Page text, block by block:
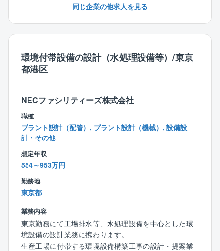
空調負荷計算、空気線図等を用いて機器選定を行う
顧客が必要とする生産ライン稼働に必要なユーティ
リティ設備の設計を行う
コンプレッサー、冷熱源、ボイラー、排煙、冷却
水、局排、等諸々
・その他
居室構築に伴う内装関係、コンセント、照明の仕様
決定を行う
○見積：詳細設計をベースに見積（見積ソフト）を行
う、併せて原価検証も実施
○契約図書：見積書（見積ソフト）・設計図書の作成
（CAD製図）
○施工時：各種問い合わせ対応、設計変更対応、検査対
応等
上記のように業務の流れは一般的ですが、対応範囲は
広くなります。
（不足知識は実務を通じて得ることが可能）
・ダクト選定、配管選定
・熱源機器選定
・設計図作成スキル（CAD使用可能）
ティリティ設備設計技術
・建築内装に関する知見、技術
同じ企業の他求人を見る
環境付帯設備の設計（水処理設備等）/東京
都港区
NECファシリティーズ株式会社
職種
プラント設計（配管）, プラント設計（機械）, 設備設
計・その他
想定年収
554～953万円
勤務地
東京都
業務内容
東京勤務にて工場排水等、水処理設備を中心とした環
境設備の設計業務に携わります。
生産工場に付帯する環境設備構築工事の設計・提案業